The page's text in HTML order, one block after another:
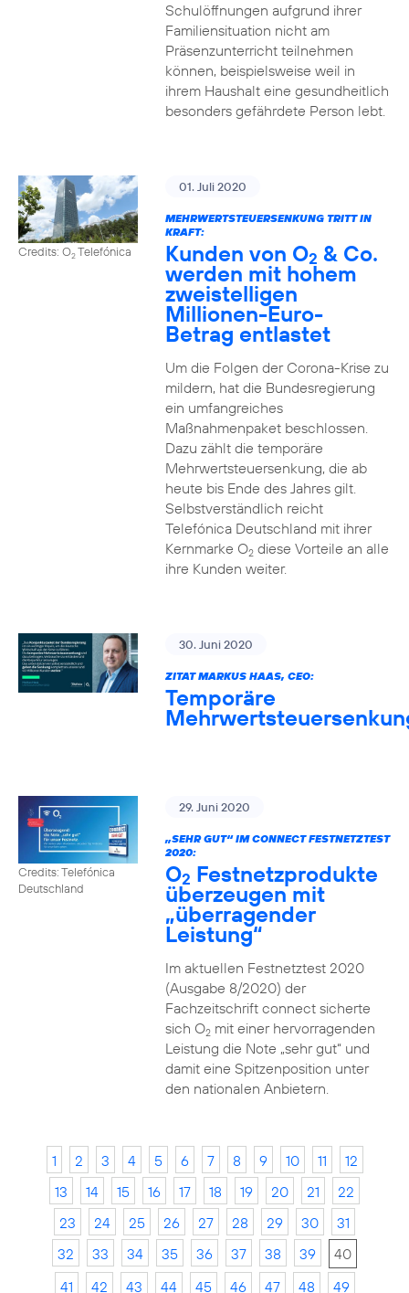
Schulöffnungen aufgrund ihrer
Familiensituation nicht am
Präsenzunterricht teilnehmen
können, beispielsweise weil in
ihrem Haushalt eine gesundheitlich
besonders gefährdete Person lebt.
Credits: O2Telefónica
01. Juli 2020
MEHRWERTSTEUERSENKUNG TRITT IN
KRAFT:
Kunden von O2 & Co.
werden mit hohem
zweistelligen
Millionen-Euro-
Betrag entlastet
Um die Folgen der Corona-Krise zu
mildern, hat die Bundesregierung
ein umfangreiches
Maßnahmenpaket beschlossen.
Dazu zählt die temporäre
Mehrwertsteuersenkung, die ab
heute bis Ende des Jahres gilt.
Selbstverständlich reicht
Telefónica Deutschland mit ihrer
Kernmarke O2diese Vorteile an alle
ihre Kunden weiter.
30. Juni 2020
ZITAT MARKUS HAAS, CEO:
Temporäre
Credits: Telefónica
Deutschland
29. Juni 2020
„SEHR GUT“ IM CONNECT FESTNETZTEST
2020:
O2 Festnetzprodukte
überzeugen mit
„überragender
Leistung“
Im aktuellen Festnetztest 2020
(Ausgabe 8/2020) der
Fachzeitschrift connect sicherte
sich O2mit einer hervorragenden
Leistung die Note „sehr gut“ und
damit eine Spitzenposition unter
den nationalen Anbietern.
1 2 3 4 5 6 7 8 9 10 11
12
13
14 15 16 17 18 19 20 21
22
23
24 25 26 27 28 29 30
31
32
33 34 35 36 37 38 39
40
41
42 43 44 45 46 47 48 49